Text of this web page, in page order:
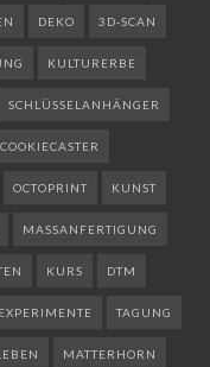
DEKO 3D-SCAN
KULTURERBE
SCHLÜSSELANHÄNGER
COOKIECASTER
OCTOPRINT KUNST
MASSANFERTIGUNG
KURS DTM
EXPERIMENTE TAGUNG
MATTERHORN